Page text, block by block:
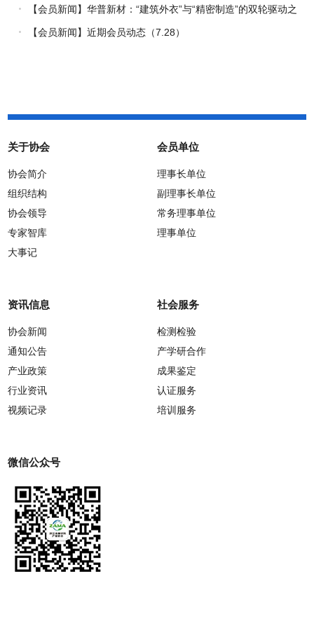
【会员新闻】华普新材：“建筑外衣”与“精密制造”的双轮驱动之
路
【会员新闻】近期会员动态（7.28）
关于协会
协会简介
组织结构
协会领导
专家智库
大事记
会员单位
理事长单位
副理事长单位
常务理事单位
理事单位
资讯信息
协会新闻
通知公告
产业政策
行业资讯
视频记录
社会服务
检测检验
产学研合作
成果鉴定
认证服务
培训服务
微信公众号